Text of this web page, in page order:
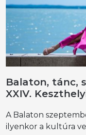
Balaton, tánc,
XXIV.
A Balaton
ilyenkor a kultúra